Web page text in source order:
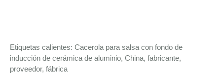
Etiquetas calientes: Cacerola para salsa con fondo de
inducción de cerámica de aluminio, China, fabricante,
proveedor, fábrica